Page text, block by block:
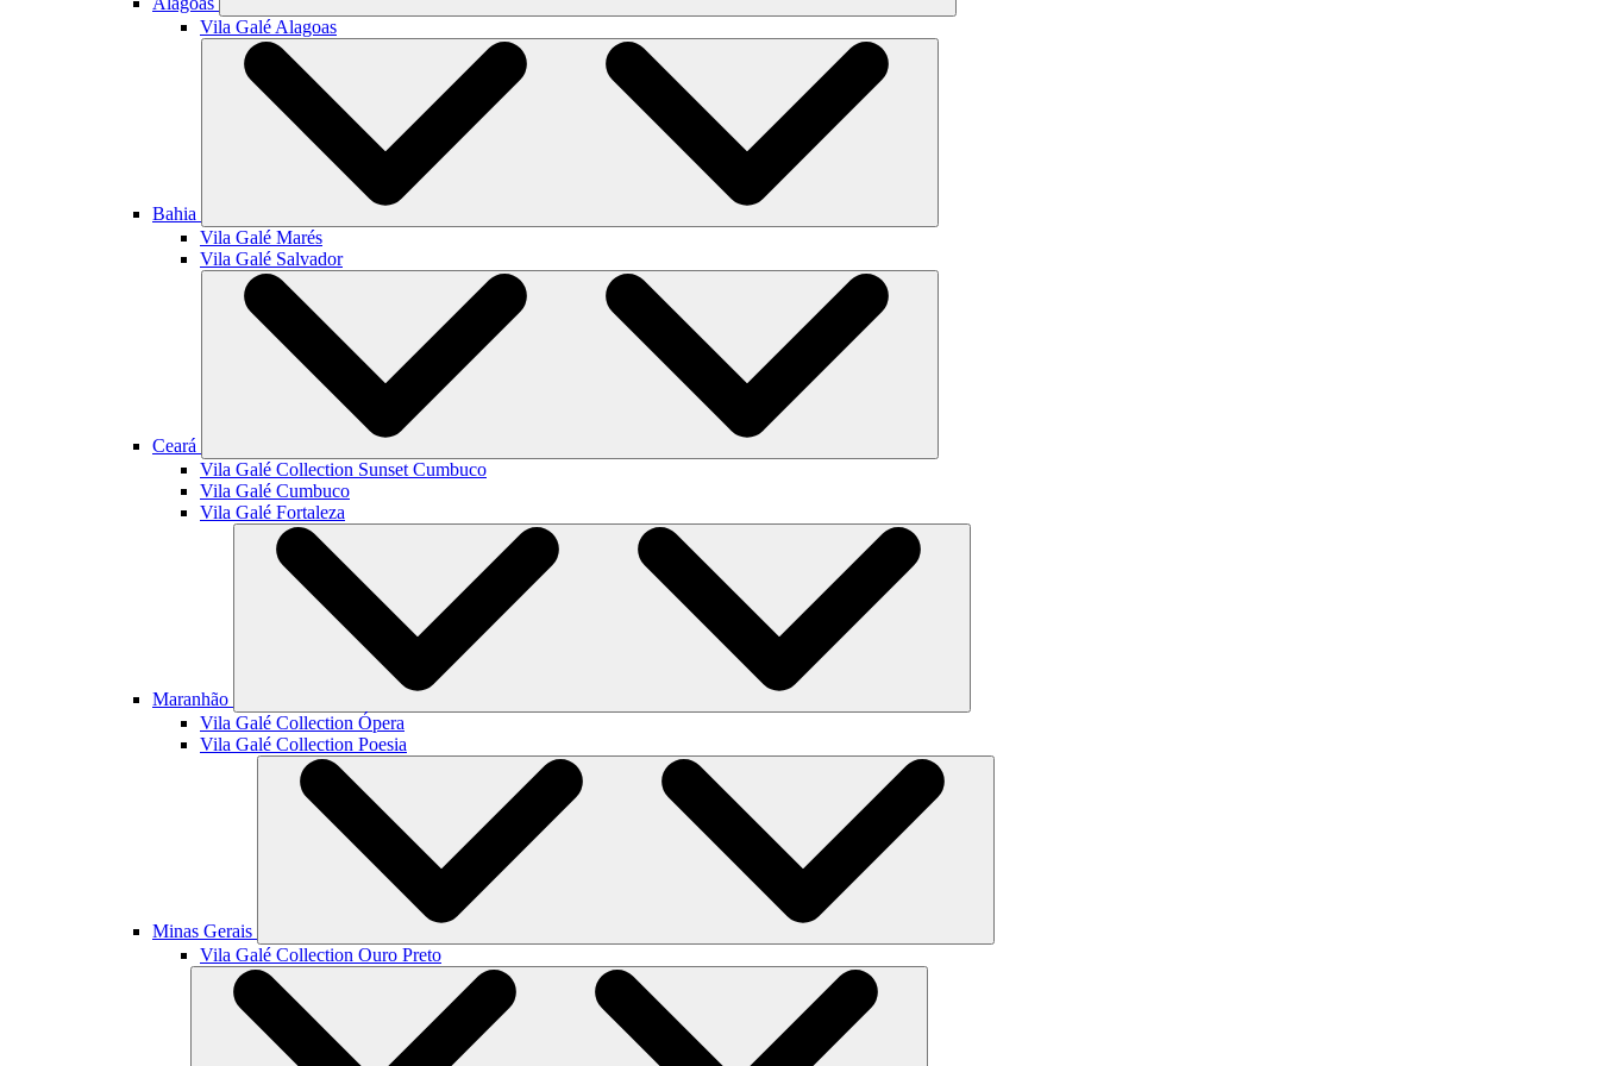
Vila Galé Alagoas
Bahia
Vila Galé Marés
Vila Galé Salvador
Ceará
Vila Galé Collection Sunset Cumbuco
Vila Galé Cumbuco
Vila Galé Fortaleza
Maranhão
Vila Galé Collection Ópera
Vila Galé Collection Poesia
Minas Gerais
Vila Galé Collection Ouro Preto